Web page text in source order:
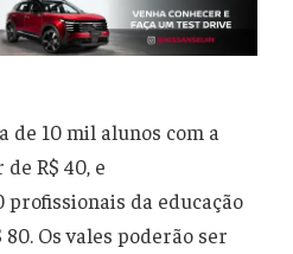
de 10 mil alunos com a
R$ 40, e
profissionais da educação
80. Os vales poderão ser